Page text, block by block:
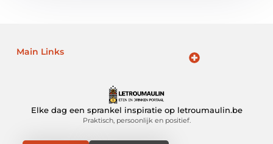
Main Links
Elke dag een sprankel inspiratie op letroumaulin.be
Praktisch, persoonlijk en positief.